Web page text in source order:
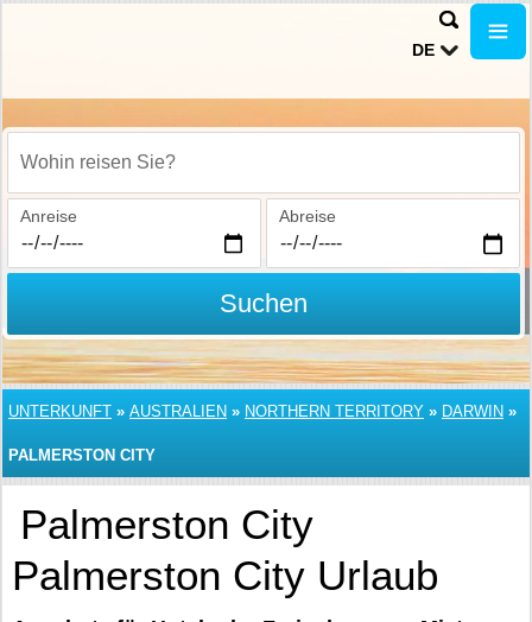
DE
Wohin reisen Sie?
Anreise Abreise
Suchen
UNTERKUNFT » AUSTRALIEN » NORTHERN TERRITORY » DARWIN »
PALMERSTON CITY
Palmerston City
Palmerston City Urlaub